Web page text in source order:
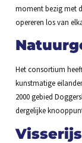
moment bezig met
opereren los van
Het consortium
kunstmatige
2000 gebied
dergelijke